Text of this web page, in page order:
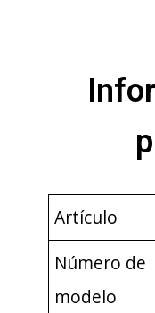
Artículo
Número de
modelo